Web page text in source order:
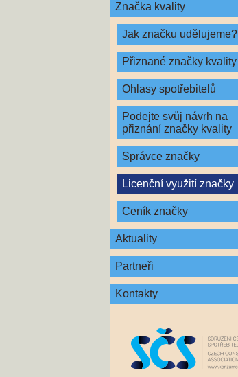
Značka kvality
Jak značku udělujeme?
Přiznané značky kvality
Ohlasy spotřebitelů
Podejte svůj návrh na
přiznání značky kvality
Správce značky
Licenční využití značky
Ceník značky
Aktuality
Partneři
Kontakty